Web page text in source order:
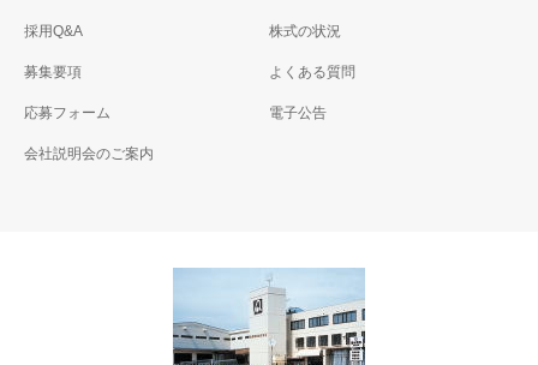
採用Q&A
募集要項
応募フォーム
会社説明会のご案内
株式の状況
よくある質問
電子公告